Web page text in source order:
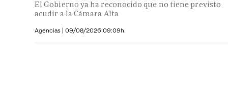
El Gobierno ya ha reconocido que no tiene previsto
acudir a la Cámara Alta
Agencias | 09/08/2026 09:09h.